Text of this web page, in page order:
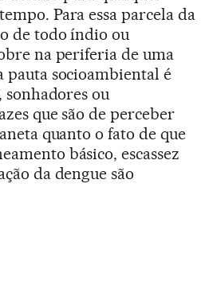
Para essa parcela da
de todo índio ou
na periferia de uma
pauta socioambiental é
sonhadores ou
que são de perceber
quanto o fato de que
básico, escassez
da dengue são